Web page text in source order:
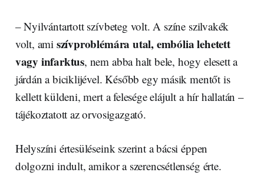
– Nyilvántartott szívbeteg volt. A színe szilvakék
volt, ami szívproblémára utal, embólia lehetett
vagy infarktus, nem abba halt bele, hogy elesett a
járdán a biciklijével. Később egy másik mentőt is
kellett küldeni, mert a felesége elájult a hír hallatán –
tájékoztatott az orvosigazgató.
Helyszíni értesüléseink szerint a bácsi éppen
dolgozni indult, amikor a szerencsétlenség érte.